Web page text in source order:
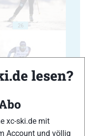
26
lesen?
xc-ski.de mit
Account und völlig